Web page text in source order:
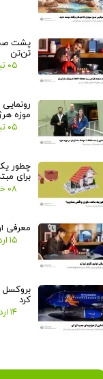
تن‌تن
۰۵ تیر ۰۵
موزه
۰۵ تیر ۰۵
چطور
برای
۰۸ خرداد ۰۵
معرفی
۱۵ اردیبهشت ۰۵
بروکسل
کرد
۱۴ اردیبهشت ۰۵